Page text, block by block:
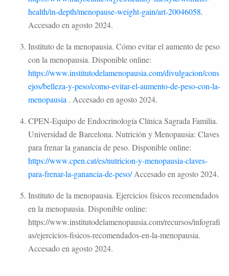
health/in-depth/menopause-weight-gain/art-20046058.
Accesado en agosto 2024.
Instituto de la menopausia. Cómo evitar el aumento de peso
con la menopausia. Disponible online:
https://www.institutodelamenopausia.com/divulgacion/cons
ejos/belleza-y-peso/como-evitar-el-aumento-de-peso-con-la-
menopausia . Accesado en agosto 2024.
CPEN-Equipo de Endocrinología Clínica Sagrada Familia.
Universidad de Barcelona. Nutrición y Menopausia: Claves
para frenar la ganancia de peso. Disponible online:
https://www.cpen.cat/es/nutricion-y-menopausia-claves-
para-frenar-la-ganancia-de-peso/Accesado en agosto 2024.
Instituto de la menopausia. Ejercicios físicos recomendados
en la menopausia. Disponible online:
https://www.institutodelamenopausia.com/recursos/infografi
as/ejercicios-fisicos-recomendados-en-la-menopausia.
Accesado en agosto 2024.